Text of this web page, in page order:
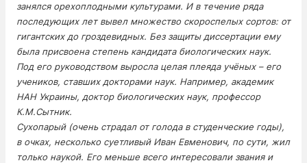
занялся орехоплодными культурами. И в течение ряда
последующих лет вывел множество скороспелых сортов: от
гигантских до гроздевидных. Без защиты диссертации ему
была присвоена степень кандидата биологических наук.
Под его руководством выросла целая плеяда учёных – его
учеников, ставших докторами наук. Например, академик
НАН Украины, доктор биологических наук, профессор
К.М.Сытник.
Сухопарый (очень страдал от голода в студенческие годы),
в очках, несколько суетливый Иван Евменович, по сути, жил
только наукой. Его меньше всего интересовали звания и